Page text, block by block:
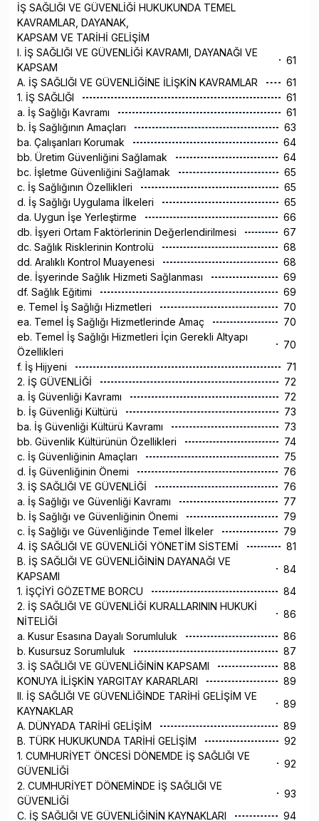
İŞ SAĞLIĞI VE GÜVENLİĞİ HUKUKUNDA TEMEL
KAVRAMLAR, DAYANAK,
KAPSAM VE TARİHİ GELİŞİM
I. İŞ SAĞLIĞI VE GÜVENLİĞİ KAVRAMI, DAYANAĞI VE
KAPSAM
61
A. İŞ SAĞLIĞI VE GÜVENLİĞİNE İLİŞKİN KAVRAMLAR
61
1. İŞ SAĞLIĞI
61
a. İş Sağlığı Kavramı
61
b. İş Sağlığının Amaçları
63
ba. Çalışanları Korumak
64
bb. Üretim Güvenliğini Sağlamak
64
bc. İşletme Güvenliğini Sağlamak
65
c. İş Sağlığının Özellikleri
65
d. İş Sağlığı Uygulama İlkeleri
65
da. Uygun İşe Yerleştirme
66
db. İşyeri Ortam Faktörlerinin Değerlendirilmesi
67
dc. Sağlık Risklerinin Kontrolü
68
dd. Aralıklı Kontrol Muayenesi
68
de. İşyerinde Sağlık Hizmeti Sağlanması
69
df. Sağlık Eğitimi
69
e. Temel İş Sağlığı Hizmetleri
70
ea. Temel İş Sağlığı Hizmetlerinde Amaç
70
eb. Temel İş Sağlığı Hizmetleri İçin Gerekli Altyapı
Özellikleri
70
f. İş Hijyeni
71
2. İŞ GÜVENLİĞİ
72
a. İş Güvenliği Kavramı
72
b. İş Güvenliği Kültürü
73
ba. İş Güvenliği Kültürü Kavramı
73
bb. Güvenlik Kültürünün Özellikleri
74
c. İş Güvenliğinin Amaçları
75
d. İş Güvenliğinin Önemi
76
3. İŞ SAĞLIĞI VE GÜVENLİĞİ
76
a. İş Sağlığı ve Güvenliği Kavramı
77
b. İş Sağlığı ve Güvenliğinin Önemi
79
c. İş Sağlığı ve Güvenliğinde Temel İlkeler
79
4. İŞ SAĞLIĞI VE GÜVENLİĞİ YÖNETİM SİSTEMİ
81
B. İŞ SAĞLIĞI VE GÜVENLİĞİNİN DAYANAĞI VE
KAPSAMI
84
1. İŞÇİYİ GÖZETME BORCU
84
2. İŞ SAĞLIĞI VE GÜVENLİĞİ KURALLARININ HUKUKİ
NİTELİĞİ
86
a. Kusur Esasına Dayalı Sorumluluk
86
b. Kusursuz Sorumluluk
87
3. İŞ SAĞLIĞI VE GÜVENLİĞİNİN KAPSAMI
88
KONUYA İLİŞKİN YARGITAY KARARLARI
89
II. İŞ SAĞLIĞI VE GÜVENLİĞİNDE TARİHİ GELİŞİM VE
KAYNAKLAR
89
A. DÜNYADA TARİHİ GELİŞİM
89
B. TÜRK HUKUKUNDA TARİHİ GELİŞİM
92
1. CUMHURİYET ÖNCESİ DÖNEMDE İŞ SAĞLIĞI VE
GÜVENLİĞİ
92
2. CUMHURİYET DÖNEMİNDE İŞ SAĞLIĞI VE
GÜVENLİĞİ
93
C. İŞ SAĞLIĞI VE GÜVENLİĞİNİN KAYNAKLARI
94